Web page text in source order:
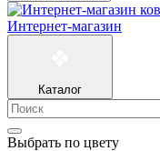
Интернет-магазин
Каталог
Выбрать по цвету